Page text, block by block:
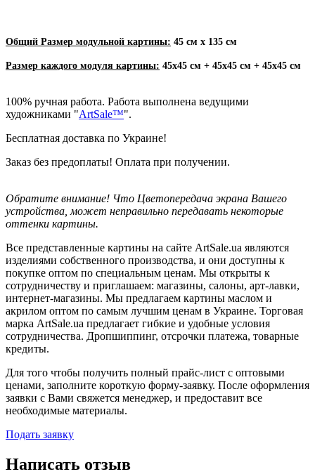
Общий Размер модульной картины: 45 см х 135 см
Размер каждого модуля картины: 45х45 см + 45х45 см + 45х45 см
100% ручная работа. Работа выполнена ведущими
художниками "ArtSale™".
Бесплатная доставка по Украине!
Заказ без предоплаты! Оплата при получении.
Обратите внимание! Что Цветопередача экрана Вашего
устройства, может неправильно передавать некоторые
оттенки картины.
Все представленные картины на сайте ArtSale.ua являются
изделиями собственного производства, и они доступны к
покупке оптом по специальным ценам. Мы открыты к
сотрудничеству и приглашаем: магазины, салоны, арт-лавки,
интернет-магазины. Мы предлагаем картины маслом и
акрилом оптом по самым лучшим ценам в Украине. Торговая
марка ArtSale.ua предлагает гибкие и удобные условия
сотрудничества. Дропшиппинг, отсрочки платежа, товарные
кредиты.
Для того чтобы получить полный прайс-лист с оптовыми
ценами, заполните короткую форму-заявку. После оформления
заявки с Вами свяжется менеджер, и предоставит все
необходимые материалы.
Подать заявку
Написать отзыв